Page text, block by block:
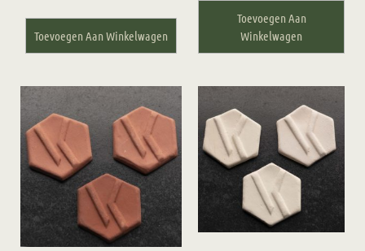
Toevoegen Aan Winkelwagen
Toevoegen Aan
Winkelwagen